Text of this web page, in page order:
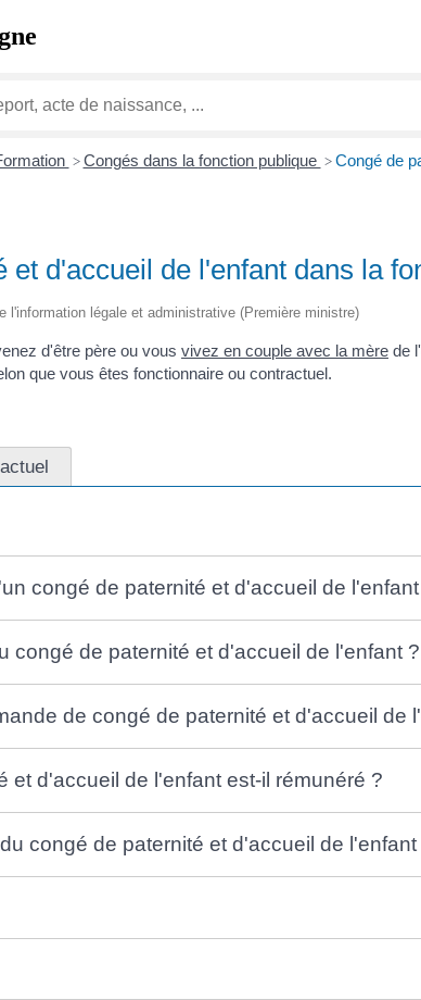
> Congés dans la fonction publique > Congé de
et d'accueil de l'enfant dans la
l'information légale et administrative (Première ministre)
d'être père ou vous vivez en couple avec la mère de
que vous êtes fonctionnaire ou contractuel.
congé de paternité et d'accueil de
congé de paternité et d'accueil de l'enfant ?
de congé de paternité et d'accueil de
et d'accueil de l'enfant est-il rémunéré ?
congé de paternité et d'accueil de